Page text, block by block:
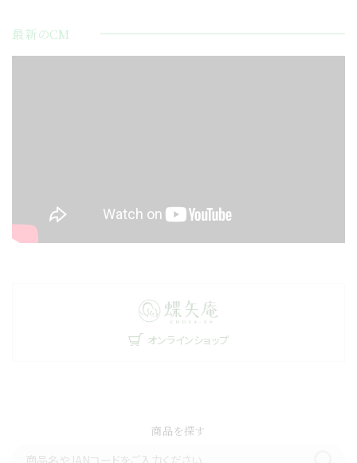
最新のCM
オンラインショップ
商品を探す